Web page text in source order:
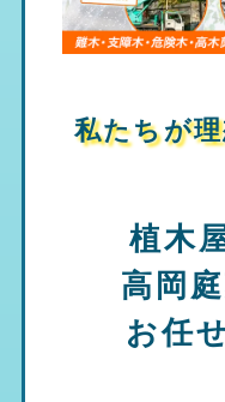
私たちが
植木
高岡
お任